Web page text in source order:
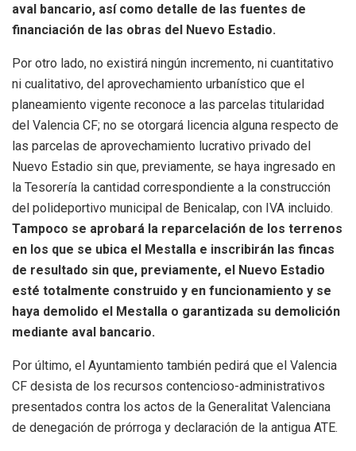
aval bancario, así como detalle de las fuentes de
financiación de las obras del Nuevo Estadio.
Por otro lado, no existirá ningún incremento, ni cuantitativo
ni cualitativo, del aprovechamiento urbanístico que el
planeamiento vigente reconoce a las parcelas titularidad
del Valencia CF; no se otorgará licencia alguna respecto de
las parcelas de aprovechamiento lucrativo privado del
Nuevo Estadio sin que, previamente, se haya ingresado en
la Tesorería la cantidad correspondiente a la construcción
del polideportivo municipal de Benicalap, con IVA incluido.
Tampoco se aprobará la reparcelación de los terrenos
en los que se ubica el Mestalla e inscribirán las fincas
de resultado sin que, previamente, el Nuevo Estadio
esté totalmente construido y en funcionamiento y se
haya demolido el Mestalla o garantizada su demolición
mediante aval bancario.
Por último, el Ayuntamiento también pedirá que el Valencia
CF desista de los recursos contencioso-administrativos
presentados contra los actos de la Generalitat Valenciana
de denegación de prórroga y declaración de la antigua ATE.